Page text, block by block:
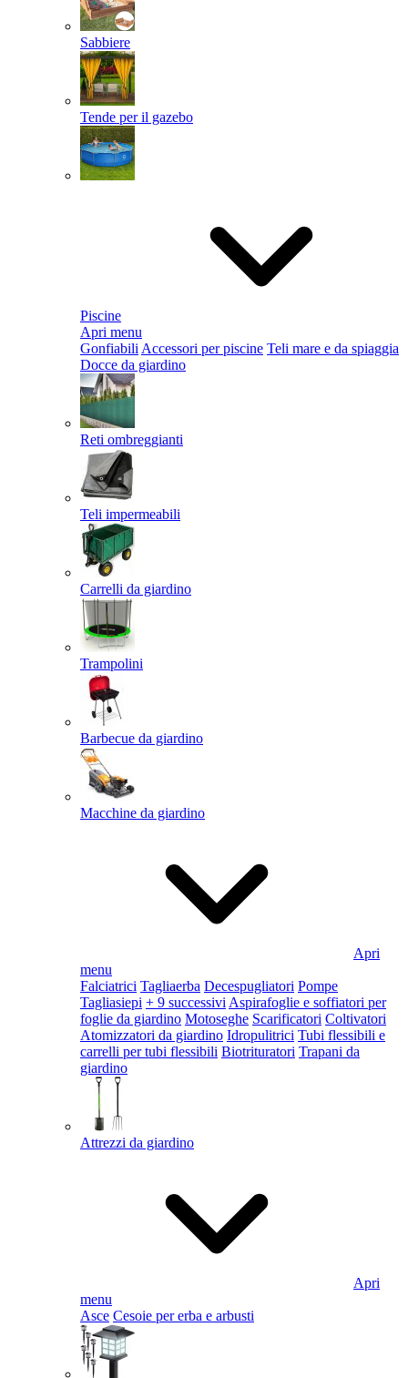
Sabbiere
Tende per il gazebo
Piscine
Apri menu
Gonfiabili Accessori per piscine Teli mare e da spiaggia
Docce da giardino
Reti ombreggianti
Teli impermeabili
Carrelli da giardino
Trampolini
Barbecue da giardino
Macchine da giardino
Apri
menu
Falciatrici Tagliaerba Decespugliatori Pompe
Tagliasiepi + 9 successivi Aspirafoglie e soffiatori per
foglie da giardino Motoseghe Scarificatori Coltivatori
Atomizzatori da giardino Idropulitrici Tubi flessibili e
carrelli per tubi flessibili Biotrituratori Trapani da
giardino
Attrezzi da giardino
Apri
menu
Asce Cesoie per erba e arbusti